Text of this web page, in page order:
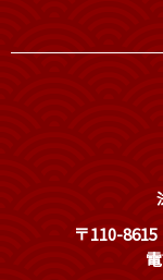
〒110-8615